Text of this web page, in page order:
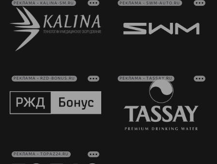
РЕКЛАМА • KALINA-SM.RU РЕКЛАМА • SWM-AUTO.RU
РЕКЛАМА • RZD-BONUS.RU РЕКЛАМА • TASSAY.RU
РЕКЛАМА • TOPAZ24.RU